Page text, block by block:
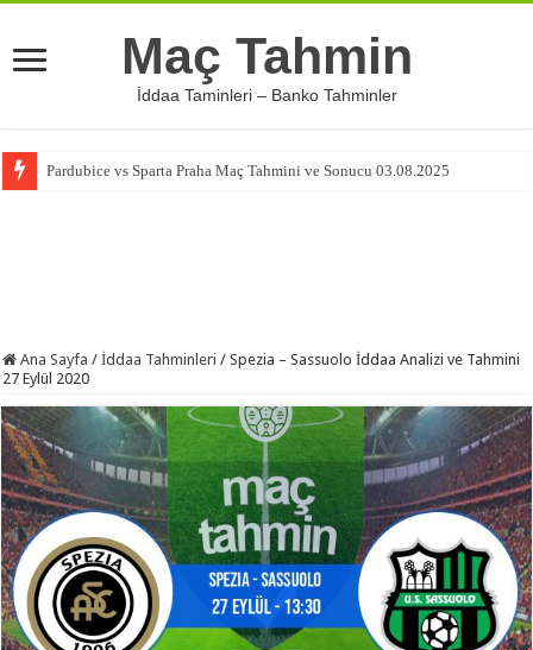
Maç Tahmin
İddaa Taminleri – Banko Tahminler
Pardubice vs Sparta Praha Maç Tahmini ve Sonucu 03.08.2025
Ana Sayfa / İddaa Tahminleri / Spezia – Sassuolo İddaa Analizi ve Tahmini
27 Eylül 2020